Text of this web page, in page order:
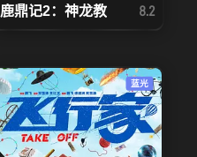
鹿鼎记2：神龙教 8.2
蓝光